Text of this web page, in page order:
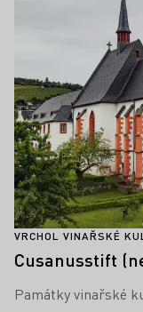
VRCHOL VINAŘSKÉ
Cusanusstift
Památky vinařské